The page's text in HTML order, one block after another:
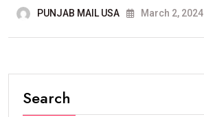
PUNJAB MAIL USA March 2, 2024
Search